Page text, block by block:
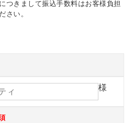
つきまして振込手数料はお客様負担
さい。
様